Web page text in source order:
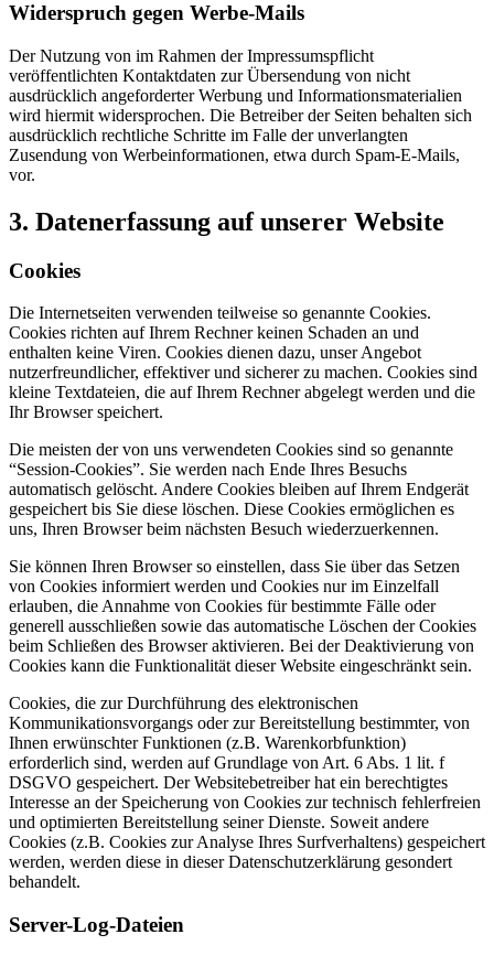
Widerspruch gegen Werbe-Mails
Der Nutzung von im Rahmen der Impressumspflicht
veröffentlichten Kontaktdaten zur Übersendung von nicht
ausdrücklich angeforderter Werbung und Informationsmaterialien
wird hiermit widersprochen. Die Betreiber der Seiten behalten sich
ausdrücklich rechtliche Schritte im Falle der unverlangten
Zusendung von Werbeinformationen, etwa durch Spam-E-Mails,
vor.
3. Datenerfassung auf unserer Website
Cookies
Die Internetseiten verwenden teilweise so genannte Cookies.
Cookies richten auf Ihrem Rechner keinen Schaden an und
enthalten keine Viren. Cookies dienen dazu, unser Angebot
nutzerfreundlicher, effektiver und sicherer zu machen. Cookies sind
kleine Textdateien, die auf Ihrem Rechner abgelegt werden und die
Ihr Browser speichert.
Die meisten der von uns verwendeten Cookies sind so genannte
“Session-Cookies”. Sie werden nach Ende Ihres Besuchs
automatisch gelöscht. Andere Cookies bleiben auf Ihrem Endgerät
gespeichert bis Sie diese löschen. Diese Cookies ermöglichen es
uns, Ihren Browser beim nächsten Besuch wiederzuerkennen.
Sie können Ihren Browser so einstellen, dass Sie über das Setzen
von Cookies informiert werden und Cookies nur im Einzelfall
erlauben, die Annahme von Cookies für bestimmte Fälle oder
generell ausschließen sowie das automatische Löschen der Cookies
beim Schließen des Browser aktivieren. Bei der Deaktivierung von
Cookies kann die Funktionalität dieser Website eingeschränkt sein.
Cookies, die zur Durchführung des elektronischen
Kommunikationsvorgangs oder zur Bereitstellung bestimmter, von
Ihnen erwünschter Funktionen (z.B. Warenkorbfunktion)
erforderlich sind, werden auf Grundlage von Art. 6 Abs. 1 lit. f
DSGVO gespeichert. Der Websitebetreiber hat ein berechtigtes
Interesse an der Speicherung von Cookies zur technisch fehlerfreien
und optimierten Bereitstellung seiner Dienste. Soweit andere
Cookies (z.B. Cookies zur Analyse Ihres Surfverhaltens) gespeichert
werden, werden diese in dieser Datenschutzerklärung gesondert
behandelt.
Server-Log-Dateien